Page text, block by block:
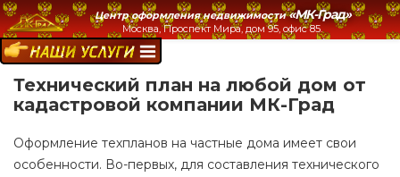
Центр оформления недвижимости «МК-Град»
Москва, Проспект Мира, дом 95, офис 85.
НАШИ УСЛУГИ:
Технический план на любой дом от
кадастровой компании МК-Град
Оформление техпланов на частные дома имеет свои
особенности. Во-первых, для составления технического